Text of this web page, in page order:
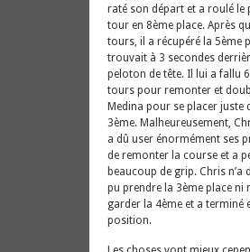
raté son départ et a roulé le
tour en 8ème place. Après
tours, il a récupéré la 5ème
trouvait à 3 secondes
peloton de tête. Il lui a fallu
tours pour remonter et
Medina pour se placer juste
3ème. Malheureusement,
a dû user énormément ses
de remonter la course et a
beaucoup de grip. Chris n’a
pu prendre la 3ème place ni
garder la 4ème et a terminé
position.